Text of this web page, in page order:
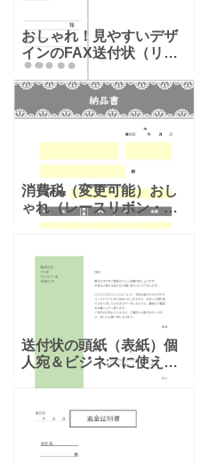
おしゃれ！見やすいデザ
インのFAX送付状（リボ
ン・ドット）の素材をダ
ウンロード おしゃれ！見
やすいデザインのFAX送
付状（リボン・ドット）
のテンプレートとなりま
消費税（変更可能）おし
ゃれ（レースリボン・グ
レー）納品書「Excel・
ートとなり、簡単に消費
税の変更をエクセルなど
で行う事も可能です
送付状の頭紙（表紙）個
人宛＆ビジネスに使え
る！「Excel・Word」シ
なります。ダウンロード
後にエクセルかワードを
編集して利用出来る送付